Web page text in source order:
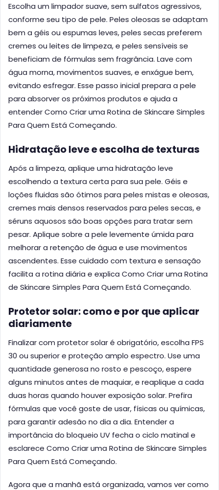
Escolha um limpador suave, sem sulfatos agressivos,
conforme seu tipo de pele. Peles oleosas se adaptam
bem a géis ou espumas leves, peles secas preferem
cremes ou leites de limpeza, e peles sensíveis se
beneficiam de fórmulas sem fragrância. Lave com
água morna, movimentos suaves, e enxágue bem,
evitando esfregar. Esse passo inicial prepara a pele
para absorver os próximos produtos e ajuda a
entender Como Criar uma Rotina de Skincare Simples
Para Quem Está Começando.
Hidratação leve e escolha de texturas
Após a limpeza, aplique uma hidratação leve
escolhendo a textura certa para sua pele. Géis e
loções fluidas são ótimos para peles mistas e oleosas,
cremes mais densos reservados para peles secas, e
séruns aquosos são boas opções para tratar sem
pesar. Aplique sobre a pele levemente úmida para
melhorar a retenção de água e use movimentos
ascendentes. Esse cuidado com textura e sensação
facilita a rotina diária e explica Como Criar uma Rotina
de Skincare Simples Para Quem Está Começando.
Protetor solar: como e por que aplicar
diariamente
Finalizar com protetor solar é obrigatório, escolha FPS
30 ou superior e proteção amplo espectro. Use uma
quantidade generosa no rosto e pescoço, espere
alguns minutos antes de maquiar, e reaplique a cada
duas horas quando houver exposição solar. Prefira
fórmulas que você goste de usar, físicas ou químicas,
para garantir adesão no dia a dia. Entender a
importância do bloqueio UV fecha o ciclo matinal e
esclarece Como Criar uma Rotina de Skincare Simples
Para Quem Está Começando.
Agora que a manhã está organizada, vamos ver como